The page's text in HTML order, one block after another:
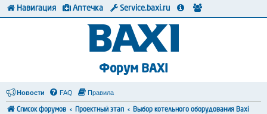
Форум BAXI
Новости FAQ Правила
Список форумов Проектный этап Выбор котельного оборудования Baxi
Навигация Аптечка Service.baxi.ru